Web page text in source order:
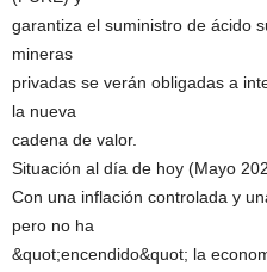
garantiza el suministro de ácido
mineras
privadas se verán obligadas a
la nueva
cadena de valor.
Situación al día de hoy (Mayo
Con una inflación controlada y
pero no ha
&quot;encendido&quot; la